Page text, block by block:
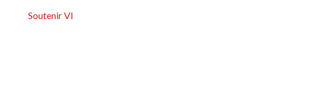
Soutenir VI